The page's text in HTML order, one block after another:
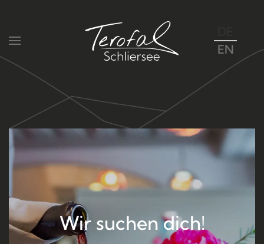
Zum Hauptinhalt springen
EN
Wir suchen dich!